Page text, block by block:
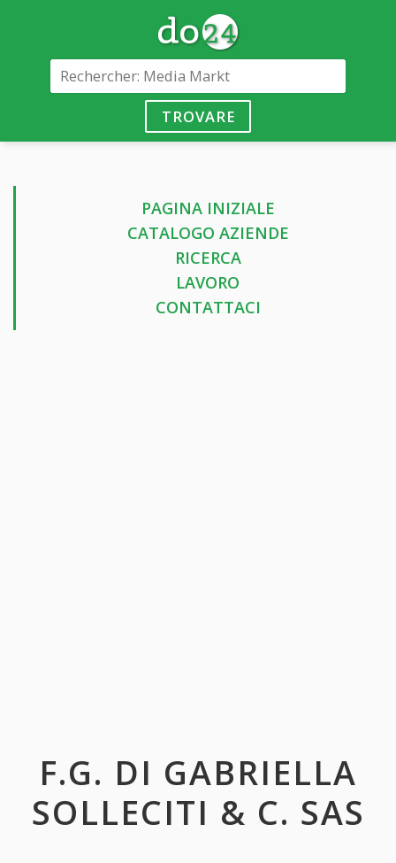
TROVARE
PAGINA INIZIALE
CATALOGO AZIENDE
RICERCA
LAVORO
CONTATTACI
F.G. DI GABRIELLA
SOLLECITI & C. SAS